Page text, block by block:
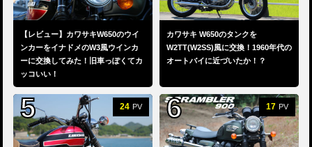
【レビュー】カワサキW650のウイ
ンカーをイナドメのW3風ウインカ
ーに交換してみた！旧車っぽくてカ
ッコいい！
カワサキ W650のタンクを
W2TT(W2SS)風に交換！1960年代の
オートバイに近づいたか！？
24 PV 17 PV